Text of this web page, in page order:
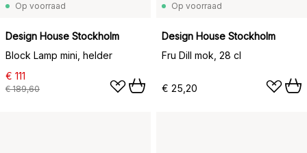
Op voorraad
Design House Stockholm
Block Lamp mini, helder
€ 111
€ 189,60
Op voorraad
Design House Stockholm
Fru Dill mok, 28 cl
€ 25,20